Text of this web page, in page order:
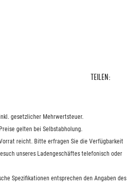
TEILEN:
gesetzlicher Mehrwertsteuer.
gelten bei Selbstabholung.
reicht. Bitte erfragen Sie die Verfügbarkeit
unseres Ladengeschäftes telefonisch oder
Spezifikationen entsprechen den Angaben des